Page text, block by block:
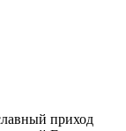
приход